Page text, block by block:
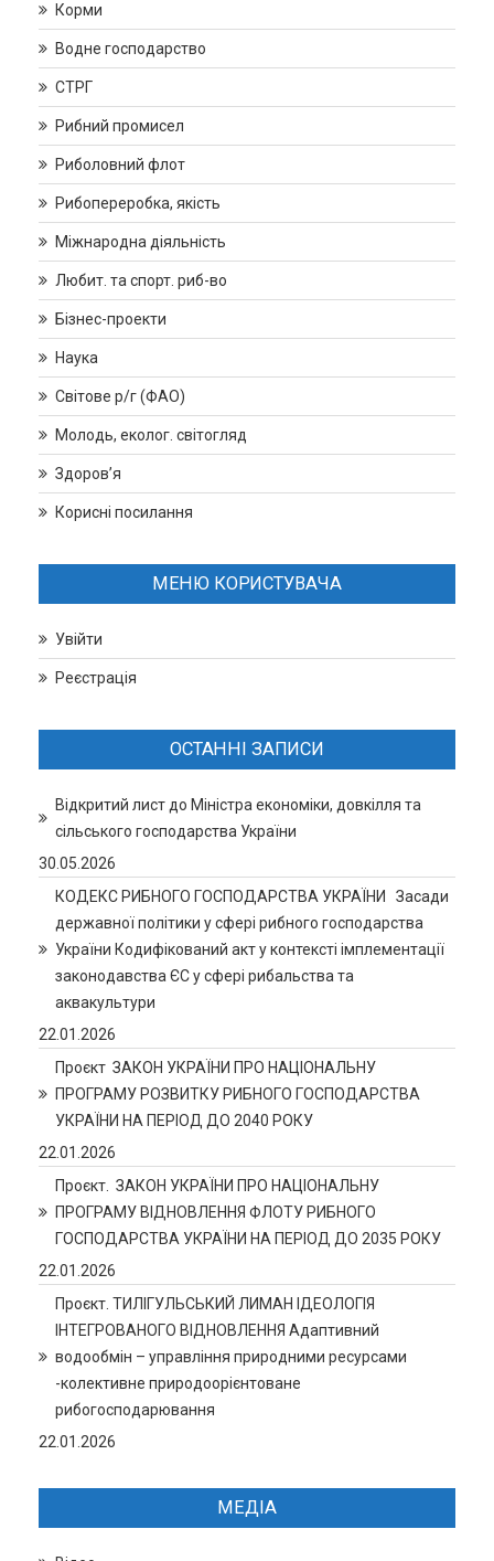
Корми
Водне господарство
СТРГ
Рибний промисел
Риболовний флот
Рибопереробка, якість
Міжнародна діяльність
Любит. та спорт. риб-во
Бізнес-проекти
Наука
Світове р/г (ФАО)
Молодь, еколог. світогляд
Здоров’я
Корисні посилання
МЕНЮ КОРИСТУВАЧА
Увійти
Реєстрація
ОСТАННІ ЗАПИСИ
Відкритий лист до Міністра економіки, довкілля та
сільського господарства України
30.05.2026
КОДЕКС РИБНОГО ГОСПОДАРСТВА УКРАЇНИ Засади
державної політики у сфері рибного господарства
України Кодифікований акт у контексті імплементації
законодавства ЄС у сфері рибальства та
аквакультури
22.01.2026
Проєкт ЗАКОН УКРАЇНИ ПРО НАЦІОНАЛЬНУ
ПРОГРАМУ РОЗВИТКУ РИБНОГО ГОСПОДАРСТВА
УКРАЇНИ НА ПЕРІОД ДО 2040 РОКУ
22.01.2026
Проєкт. ЗАКОН УКРАЇНИ ПРО НАЦІОНАЛЬНУ
ПРОГРАМУ ВІДНОВЛЕННЯ ФЛОТУ РИБНОГО
ГОСПОДАРСТВА УКРАЇНИ НА ПЕРІОД ДО 2035 РОКУ
22.01.2026
Проєкт. ТИЛІГУЛЬСЬКИЙ ЛИМАН ІДЕОЛОГІЯ
ІНТЕГРОВАНОГО ВІДНОВЛЕННЯ Адаптивний
водообмін – управління природними ресурсами
-колективне природоорієнтоване
рибогосподарювання
22.01.2026
МЕДІА